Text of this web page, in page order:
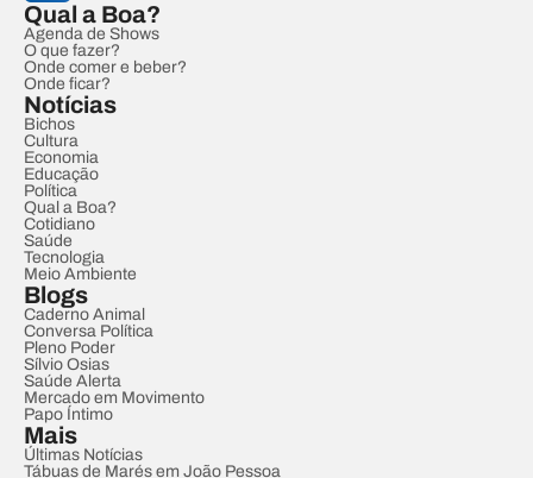
Qual a Boa?
Agenda de Shows
O que fazer?
Onde comer e beber?
Onde ficar?
Notícias
Bichos
Cultura
Economia
Educação
Política
Qual a Boa?
Cotidiano
Saúde
Tecnologia
Meio Ambiente
Blogs
Caderno Animal
Conversa Política
Pleno Poder
Sílvio Osias
Saúde Alerta
Mercado em Movimento
Papo Íntimo
Mais
Últimas Notícias
Tábuas de Marés em João Pessoa